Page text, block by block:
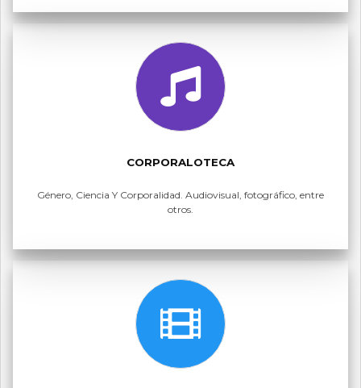
CORPORALOTECA
Género, Ciencia Y Corporalidad. Audiovisual, fotográfico, entre
otros.